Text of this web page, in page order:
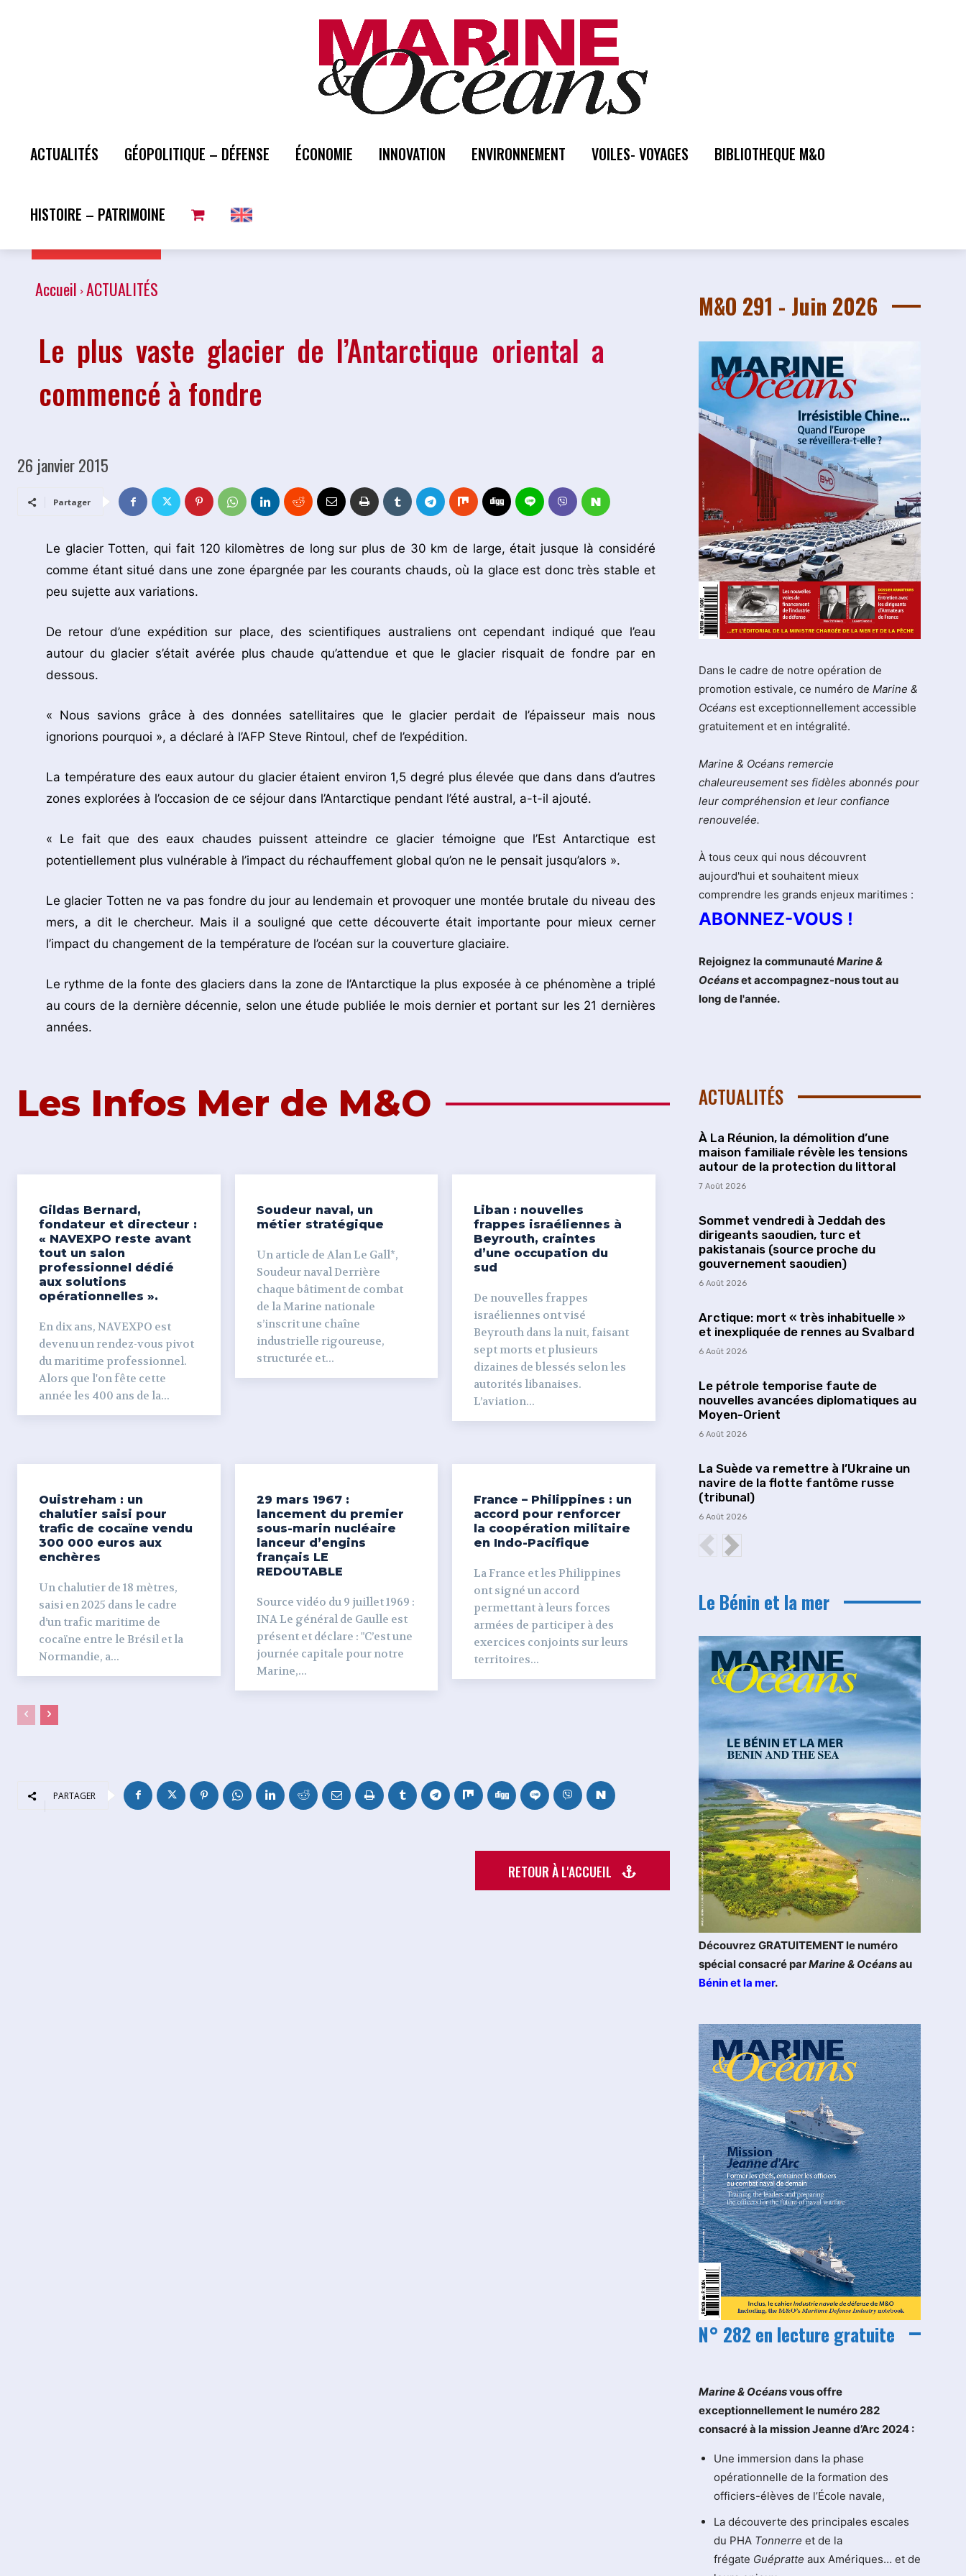
ACTUALITÉS GÉOPOLITIQUE – DÉFENSE ÉCONOMIE INNOVATION ENVIRONNEMENT VOILES- VOYAGES BIBLIOTHEQUE M&O
HISTOIRE – PATRIMOINE
Accueil ACTUALITÉS
Le plus vaste glacier de l’Antarctique oriental a
commencé à fondre
26 janvier 2015
Partager
Le glacier Totten, qui fait 120 kilomètres de long sur plus de 30 km de large, était jusque là considéré
comme étant situé dans une zone épargnée par les courants chauds, où la glace est donc très stable et
peu sujette aux variations.
De retour d’une expédition sur place, des scientifiques australiens ont cependant indiqué que l’eau
autour du glacier s’était avérée plus chaude qu’attendue et que le glacier risquait de fondre par en
dessous.
« Nous savions grâce à des données satellitaires que le glacier perdait de l’épaisseur mais nous
ignorions pourquoi », a déclaré à l’AFP Steve Rintoul, chef de l’expédition.
La température des eaux autour du glacier étaient environ 1,5 degré plus élevée que dans dans d’autres
zones explorées à l’occasion de ce séjour dans l’Antarctique pendant l’été austral, a-t-il ajouté.
« Le fait que des eaux chaudes puissent atteindre ce glacier témoigne que l’Est Antarctique est
potentiellement plus vulnérable à l’impact du réchauffement global qu’on ne le pensait jusqu’alors ».
Le glacier Totten ne va pas fondre du jour au lendemain et provoquer une montée brutale du niveau des
mers, a dit le chercheur. Mais il a souligné que cette découverte était importante pour mieux cerner
l’impact du changement de la température de l’océan sur la couverture glaciaire.
Le rythme de la fonte des glaciers dans la zone de l’Antarctique la plus exposée à ce phénomène a triplé
au cours de la dernière décennie, selon une étude publiée le mois dernier et portant sur les 21 dernières
années.
Les Infos Mer de M&O
Gildas Bernard,
fondateur et directeur :
« NAVEXPO reste avant
tout un salon
professionnel dédié
aux solutions
opérationnelles ».
En dix ans, NAVEXPO est
devenu un rendez-vous pivot
du maritime professionnel.
Alors que l'on fête cette
année les 400 ans de la...
Soudeur naval, un
métier stratégique
Un article de Alan Le Gall*,
Soudeur naval Derrière
chaque bâtiment de combat
de la Marine nationale
s’inscrit une chaîne
industrielle rigoureuse,
structurée et...
Liban : nouvelles
frappes israéliennes à
Beyrouth, craintes
d’une occupation du
sud
De nouvelles frappes
israéliennes ont visé
Beyrouth dans la nuit, faisant
sept morts et plusieurs
dizaines de blessés selon les
autorités libanaises.
L’aviation...
Ouistreham : un
chalutier saisi pour
trafic de cocaïne vendu
300 000 euros aux
enchères
Un chalutier de 18 mètres,
saisi en 2025 dans le cadre
d’un trafic maritime de
cocaïne entre le Brésil et la
Normandie, a...
29 mars 1967 :
lancement du premier
sous-marin nucléaire
lanceur d’engins
français LE
REDOUTABLE
Source vidéo du 9 juillet 1969 :
INA Le général de Gaulle est
présent et déclare : "C’est une
journée capitale pour notre
Marine,...
France – Philippines : un
accord pour renforcer
la coopération militaire
en Indo-Pacifique
La France et les Philippines
ont signé un accord
permettant à leurs forces
armées de participer à des
exercices conjoints sur leurs
territoires...
PARTAGER
RETOUR À L'ACCUEIL
M&O 291 - Juin 2026
Dans le cadre de notre opération de
promotion estivale, ce numéro de Marine &
Océans est exceptionnellement accessible
gratuitement et en intégralité.
Marine & Océans remercie
chaleureusement ses fidèles abonnés pour
leur compréhension et leur confiance
renouvelée.
À tous ceux qui nous découvrent
aujourd'hui et souhaitent mieux
comprendre les grands enjeux maritimes :
ABONNEZ-VOUS !
Rejoignez la communautéMarine &
Océanset accompagnez-nous tout au
long de l'année.
ACTUALITÉS
À La Réunion, la démolition d’une
maison familiale révèle les tensions
autour de la protection du littoral
7 Août 2026
Sommet vendredi à Jeddah des
dirigeants saoudien, turc et
pakistanais (source proche du
gouvernement saoudien)
6 Août 2026
Arctique: mort « très inhabituelle »
et inexpliquée de rennes au Svalbard
6 Août 2026
Le pétrole temporise faute de
nouvelles avancées diplomatiques au
Moyen-Orient
6 Août 2026
La Suède va remettre à l’Ukraine un
navire de la flotte fantôme russe
(tribunal)
6 Août 2026
Le Bénin et la mer
Découvrez GRATUITEMENT le numéro
spécial consacré parMarine & Océansau
Bénin et la mer.
N° 282 en lecture gratuite
Marine & Océansvous offre
exceptionnellement le numéro 282
consacré à la mission Jeanne d’Arc 2024 :
Une immersion dans la phase
opérationnelle de la formation des
officiers-élèves de l’École navale,
La découverte des principales escales
du PHA Tonnerre et de la
frégate Guépratte aux Amériques… et de